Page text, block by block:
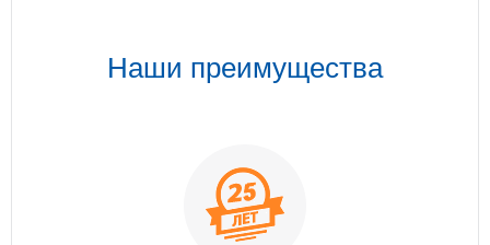
Наши преимущества